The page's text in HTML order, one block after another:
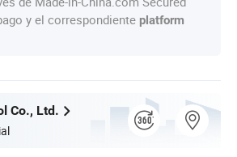
y el correspondiente platform
Co., Ltd.